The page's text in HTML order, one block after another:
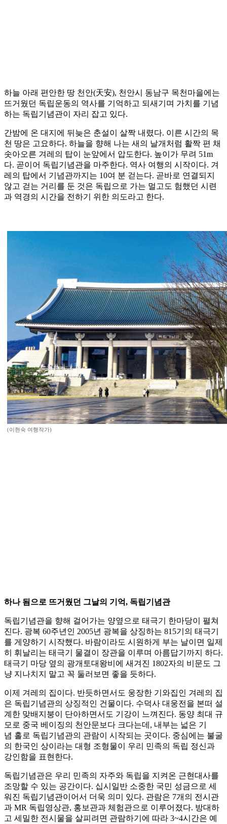
하늘 아래 편안한 땅 천안(天安), 천안시 동남구 목천마을에는
뜨거웠던 독립운동의 역사를 기억하고 되새기며 가치를 기념
하는 독립기념관이 자리 잡고 있다.
간밤에 온 대지에 뒤늦은 춘설이 살짝 내렸다. 이른 시간의 목
천 땅은 고요하다. 하늘을 향해 나는 새의 날개처럼 활짝 편 채
솟아오른 겨레의 탑이 눈앞에서 압도한다. 높이가 무려 51m
다. 곧이어 독립기념관을 마주한다. 역사 여행의 시작이다. 겨
레의 탑에서 기념관까지는 10여 분 걷는다. 곧바로 연결되지
않고 걷는 거리를 둔 것은 독립으로 가는 멀고도 험했던 시련
과 역경의 시간을 전하기 위한 의도라고 한다.
(이현숙 여행작가)
하나 됨으로 뜨거웠던 그날의 기억, 독립기념관
독립기념관을 향해 걸어가는 양옆으로 태극기 한마당이 펼쳐
진다. 광복 60주년인 2005년 광복을 상징하는 815기의 태극기
를 게양하기 시작했다. 바람이라도 시원하게 부는 날이면 일제
히 휘날리는 태극기 물결이 장관을 이루며 아름답기까지 하다.
태극기 마당 옆의 광개토대왕비에 새겨진 1802자의 비문도 그
냥 지나치지 말고 꼭 둘러보면 좋을 듯하다.
이제 겨레의 집이다. 반듯하면서도 웅장한 기와집인 겨레의 집
은 독립기념관의 상징적인 건물이다. 수덕사 대웅전을 본떠 설
계한 맞배지붕이 단아하면서도 기강이 느껴진다. 동양 최대 규
모로 중국 베이징의 천안문보다 크다는데, 내부는 넓은 기
념 홀로 독립기념관의 관람이 시작되는 곳이다. 중심에는 불굴
의 한국인 상이라는 대형 조형물이 우리 민족의 독립 정신과
강인함을 표현한다.
독립기념관은 우리 민족의 자주와 독립을 지켜온 근현대사를
조망할 수 있는 공간이다. 십시일반 소중한 국민 성금으로 세
워진 독립기념관이어서 더욱 의미 있다. 관람은 7개의 전시관
과 MR 독립영상관, 홍보관과 체험관으로 이루어졌다. 방대하
고 세밀한 전시물을 살피려면 관람하기에 따라 3~4시간은 예